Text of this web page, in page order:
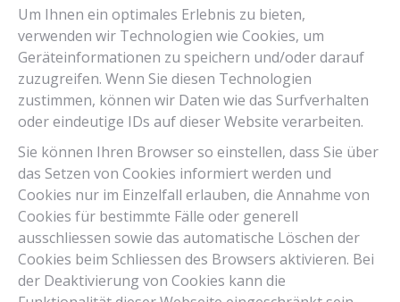
Downloads
Bosch Anleitungen
Hyena Anleitungen
FAZUA Quick Guide
Shimano Steps System
Rahmengeometrien
Bedienung & Garantie
Prüfempfehlung Gabelschaft
Anleitungen Zubehör
Zubehör für's neue Velo
Um Ihnen ein optimales Erlebnis zu bieten,
verwenden wir Technologien wie Cookies, um
Geräteinformationen zu speichern und/oder darauf
zuzugreifen. Wenn Sie diesen Technologien
zustimmen, können wir Daten wie das Surfverhalten
oder eindeutige IDs auf dieser Website verarbeiten.
Sie können Ihren Browser so einstellen, dass Sie über
das Setzen von Cookies informiert werden und
Cookies nur im Einzelfall erlauben, die Annahme von
Cookies für bestimmte Fälle oder generell
ausschliessen sowie das automatische Löschen der
Cookies beim Schliessen des Browsers aktivieren. Bei
der Deaktivierung von Cookies kann die